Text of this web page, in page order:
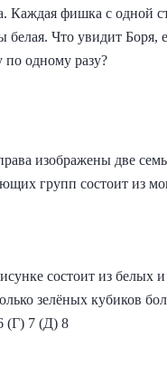
Каждая фишка с одной
белая. Что увидит Боря,
одному разу?
изображены две
групп состоит из
состоит из белых
зелёных кубиков
(Г) 7 (Д) 8